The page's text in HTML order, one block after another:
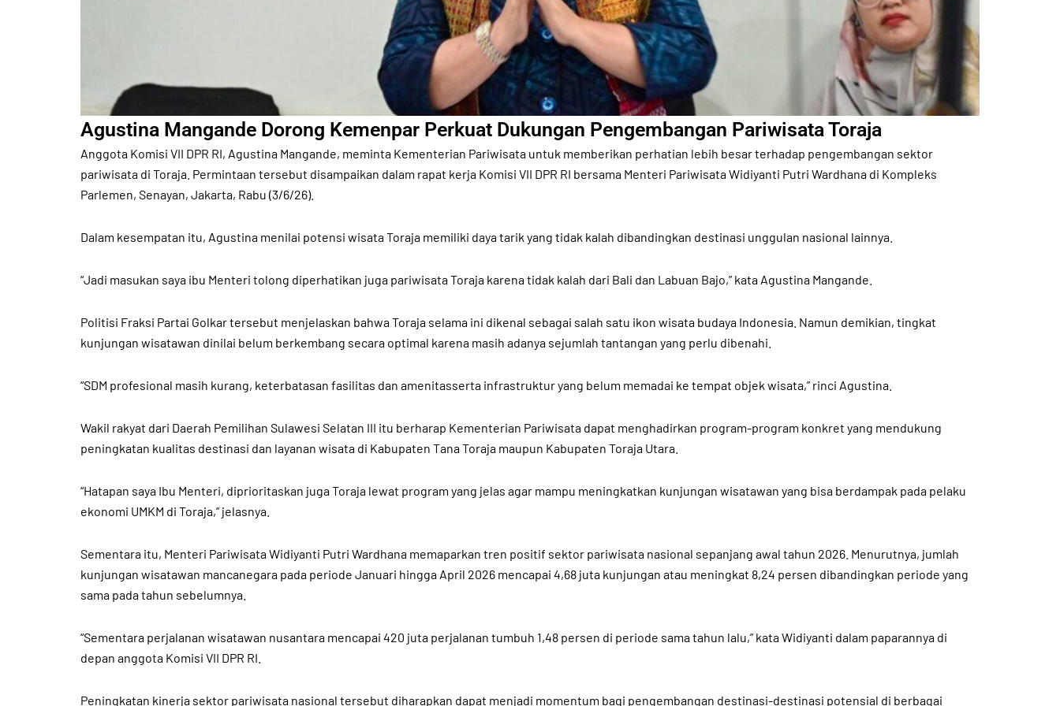
Agustina Mangande Dorong Kemenpar Perkuat Dukungan Pengembangan Pariwisata Toraja
Anggota Komisi VII DPR RI, Agustina Mangande, meminta Kementerian Pariwisata untuk memberikan perhatian lebih besar terhadap pengembangan sektor
pariwisata di Toraja. Permintaan tersebut disampaikan dalam rapat kerja Komisi VII DPR RI bersama Menteri Pariwisata Widiyanti Putri Wardhana di Kompleks
Parlemen, Senayan, Jakarta, Rabu (3/6/26).
Dalam kesempatan itu, Agustina menilai potensi wisata Toraja memiliki daya tarik yang tidak kalah dibandingkan destinasi unggulan nasional lainnya.
“Jadi masukan saya ibu Menteri tolong diperhatikan juga pariwisata Toraja karena tidak kalah dari Bali dan Labuan Bajo,” kata Agustina Mangande.
Politisi Fraksi Partai Golkar tersebut menjelaskan bahwa Toraja selama ini dikenal sebagai salah satu ikon wisata budaya Indonesia. Namun demikian, tingkat
kunjungan wisatawan dinilai belum berkembang secara optimal karena masih adanya sejumlah tantangan yang perlu dibenahi.
“SDM profesional masih kurang, keterbatasan fasilitas dan amenitasserta infrastruktur yang belum memadai ke tempat objek wisata,” rinci Agustina.
Wakil rakyat dari Daerah Pemilihan Sulawesi Selatan III itu berharap Kementerian Pariwisata dapat menghadirkan program-program konkret yang mendukung
peningkatan kualitas destinasi dan layanan wisata di Kabupaten Tana Toraja maupun Kabupaten Toraja Utara.
“Hatapan saya Ibu Menteri, diprioritaskan juga Toraja lewat program yang jelas agar mampu meningkatkan kunjungan wisatawan yang bisa berdampak pada pelaku
ekonomi UMKM di Toraja,” jelasnya.
Sementara itu, Menteri Pariwisata Widiyanti Putri Wardhana memaparkan tren positif sektor pariwisata nasional sepanjang awal tahun 2026. Menurutnya, jumlah
kunjungan wisatawan mancanegara pada periode Januari hingga April 2026 mencapai 4,68 juta kunjungan atau meningkat 8,24 persen dibandingkan periode yang
sama pada tahun sebelumnya.
“Sementara perjalanan wisatawan nusantara mencapai 420 juta perjalanan tumbuh 1,48 persen di periode sama tahun lalu,” kata Widiyanti dalam paparannya di
depan anggota Komisi VII DPR RI.
Peningkatan kinerja sektor pariwisata nasional tersebut diharapkan dapat menjadi momentum bagi pengembangan destinasi-destinasi potensial di berbagai